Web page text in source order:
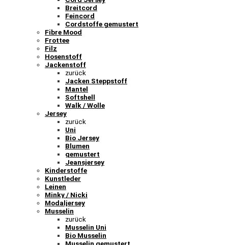
Breitcord
Feincord
Cordstoffe gemustert
Fibre Mood
Frottee
Filz
Hosenstoff
Jackenstoff
zurück
Jacken Steppstoff
Mantel
Softshell
Walk / Wolle
Jersey
zurück
Uni
Bio Jersey
Blumen
gemustert
Jeansjersey
Kinderstoffe
Kunstleder
Leinen
Minky / Nicki
Modaljersey
Musselin
zurück
Musselin Uni
Bio Musselin